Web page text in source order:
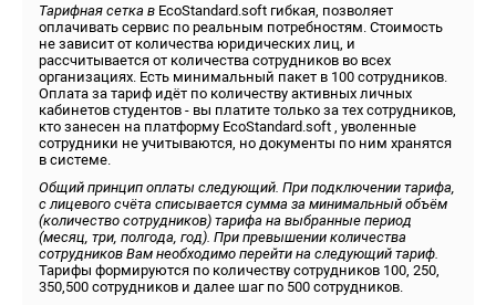
Тарифная сетка в EcoStandard.soft гибкая, позволяет
оплачивать сервис по реальным потребностям. Стоимость
не зависит от количества юридических лиц, и
рассчитывается от количества сотрудников во всех
организациях. Есть минимальный пакет в 100 сотрудников.
Оплата за тариф идёт по количеству активных личных
кабинетов студентов - вы платите только за тех сотрудников,
кто занесен на платформу EcoStandard.soft , уволенные
сотрудники не учитываются, но документы по ним хранятся
в системе.
Общий принцип оплаты следующий. При подключении тарифа,
с лицевого счёта списывается сумма за минимальный объём
(количество сотрудников) тарифа на выбранные период
(месяц, три, полгода, год). При превышении количества
сотрудников Вам необходимо перейти на следующий тариф.
Тарифы формируются по количеству сотрудников 100, 250,
350,500 сотрудников и далее шаг по 500 сотрудников.